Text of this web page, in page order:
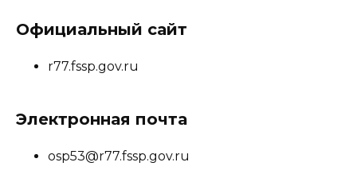
Официальный сайт
r77.fssp.gov.ru
Электронная почта
osp53@r77.fssp.gov.ru